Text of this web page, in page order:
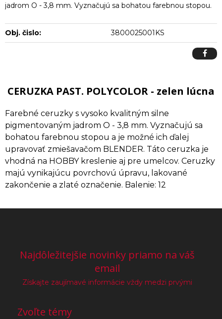
jadrom O - 3,8 mm. Vyznačujú sa bohatou farebnou stopou.
Obj. čislo: 3800025001KS
CERUZKA PAST. POLYCOLOR - zelen lúcna
Farebné ceruzky s vysoko kvalitným silne
pigmentovaným jadrom O - 3,8 mm. Vyznačujú sa
bohatou farebnou stopou a je možné ich ďalej
upravovať zmiešavačom BLENDER. Táto ceruzka je
vhodná na HOBBY kreslenie aj pre umelcov. Ceruzky
majú vynikajúcu povrchovú úpravu, lakované
zakončenie a zlaté označenie. Balenie: 12
Najdôležitejšie novinky priamo na váš
email
Získajte zaujímavé informácie vždy medzi prvými
Zvoľte témy